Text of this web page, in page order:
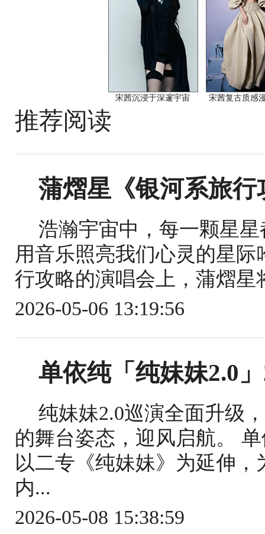
宋茜沉浸于深邃宇宙 宋茜复古质感
推荐阅读
蒲熠星《银河系旅
浩瀚宇宙中，每一颗星
用音乐照亮我们心灵的星
行攻略的演唱会上，蒲熠
2026-05-06 13:19:56
单依纯「纯妹妹2.0
纯妹妹2.0巡演全面升级
的舞台姿态，迎风启航。
以二专《纯妹妹》为延伸
内...
2026-05-08 15:38:59